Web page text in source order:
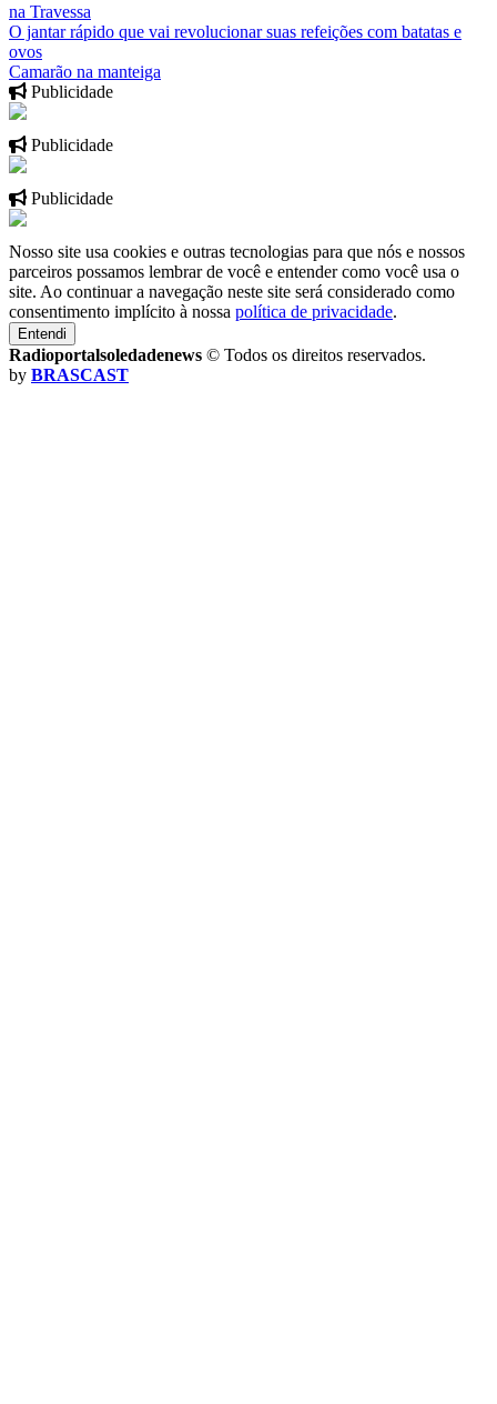
na Travessa
O jantar rápido que vai revolucionar suas refeições com batatas e
ovos
Camarão na manteiga
Publicidade
Publicidade
Publicidade
Nosso site usa cookies e outras tecnologias para que nós e nossos
parceiros possamos lembrar de você e entender como você usa o
site. Ao continuar a navegação neste site será considerado como
consentimento implícito à nossa política de privacidade.
Entendi
Radioportalsoledadenews © Todos os direitos reservados.
by BRASCAST